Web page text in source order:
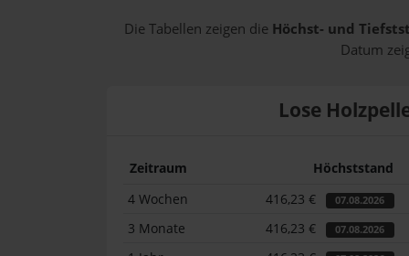
Die Tabellen zeigen die Höchst- und
Datum
Lose
Zeitraum Höchststand
4 Wochen
416,23 € 07.08.2026
3 Monate 416,23 € 07.08.2026